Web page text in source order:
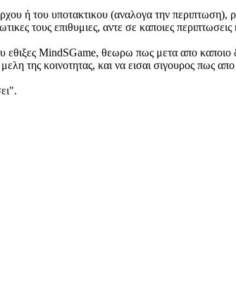
ή του υποτακτικου (αναλογα την περιπτωση),
τους επιθυμιες, αντε σε καποιες
εθιξες MindSGame, θεωρω πως μετα απο
της κοινοτητας, και να εισαι σιγουρος πως